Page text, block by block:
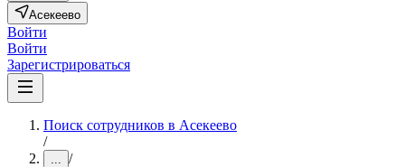
Асекеево
Войти
Войти
Зарегистрироваться
Поиск сотрудников в Асекеево
/
... /